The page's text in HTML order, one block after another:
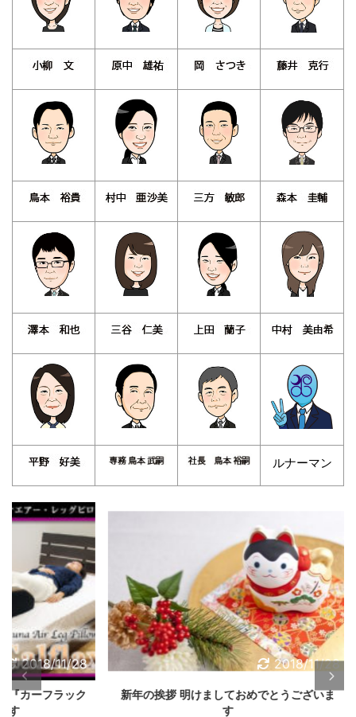
ルナーマン
11/28
ラック
2018/11/28
新年の挨拶 明けましておめでとうございま